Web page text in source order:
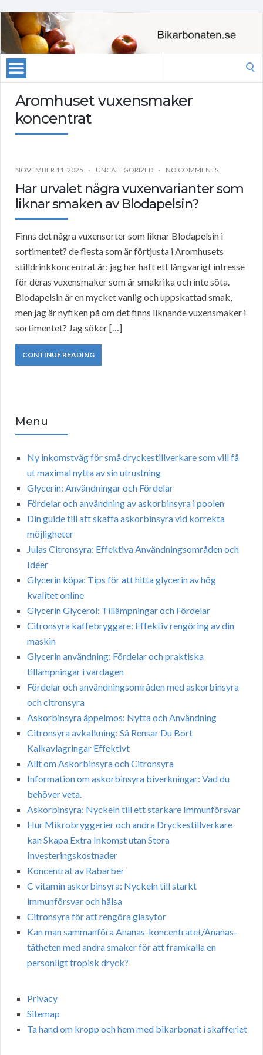
Aromhuset vuxensmaker
koncentrat
NOVEMBER 11, 2025 UNCATEGORIZED NO COMMENTS
Har urvalet några vuxenvarianter som
liknar smaken av Blodapelsin?
Finns det några vuxensorter som liknar Blodapelsin i
sortimentet? de flesta som är förtjusta i Aromhusets
stilldrinkkoncentrat är: jag har haft ett långvarigt intresse
för deras vuxensmaker som är smakrika och inte söta.
Blodapelsin är en mycket vanlig och uppskattad smak,
men jag är nyfiken på om det finns liknande vuxensmaker i
sortimentet? Jag söker […]
CONTINUE READING
Menu
Ny inkomstväg för små dryckestillverkare som vill få
ut maximal nytta av sin utrustning
Glycerin: Användningar och Fördelar
Fördelar och användning av askorbinsyra i poolen
Din guide till att skaffa askorbinsyra vid korrekta
möjligheter
Julas Citronsyra: Effektiva Användningsområden och
Idéer
Glycerin köpa: Tips för att hitta glycerin av hög
kvalitet online
Glycerin Glycerol: Tillämpningar och Fördelar
Citronsyra kaffebryggare: Effektiv rengöring av din
maskin
Glycerin användning: Fördelar och praktiska
tillämpningar i vardagen
Fördelar och användningsområden med askorbinsyra
och citronsyra
Askorbinsyra äppelmos: Nytta och Användning
Citronsyra avkalkning: Så Rensar Du Bort
Kalkavlagringar Effektivt
Allt om Askorbinsyra och Citronsyra
Information om askorbinsyra biverkningar: Vad du
behöver veta.
Askorbinsyra: Nyckeln till ett starkare Immunförsvar
Hur Mikrobryggerier och andra Dryckestillverkare
kan Skapa Extra Inkomst utan Stora
Investeringskostnader
Koncentrat av Rabarber
C vitamin askorbinsyra: Nyckeln till starkt
immunförsvar och hälsa
Citronsyra för att rengöra glasytor
Kan man sammanföra Ananas-koncentratet/Ananas-
tätheten med andra smaker för att framkalla en
personligt tropisk dryck?
Privacy
Sitemap
Ta hand om kropp och hem med bikarbonat i skafferiet